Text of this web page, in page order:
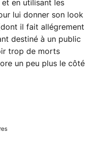
en utilisant les
lui donner son look
il fait allégrement
destiné à un public
trop de morts
un peu plus le côté